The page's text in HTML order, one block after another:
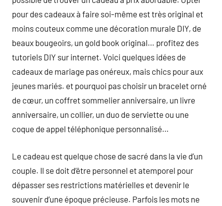
pour des cadeaux à faire soi-même est très original et
moins couteux comme une décoration murale DIY, de
beaux bougeoirs, un gold book original… profitez des
tutoriels DIY sur internet. Voici quelques idées de
cadeaux de mariage pas onéreux, mais chics pour aux
jeunes mariés. et pourquoi pas choisir un bracelet orné
de cœur, un coffret sommelier anniversaire, un livre
anniversaire, un collier, un duo de serviette ou une
coque de appel téléphonique personnalisé…
Le cadeau est quelque chose de sacré dans la vie d’un
couple. Il se doit d’être personnel et atemporel pour
dépasser ses restrictions matérielles et devenir le
souvenir d’une époque précieuse. Parfois les mots ne